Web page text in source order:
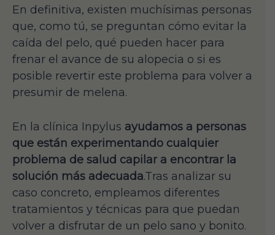
En definitiva, existen muchísimas personas
que, como tú, se preguntan cómo evitar la
caída del pelo, qué pueden hacer para
frenar el avance de su alopecia o si es
posible revertir este problema para volver a
presumir de melena.
En la clínica Inpylus ayudamos a personas
que están experimentando cualquier
problema de salud capilar a encontrar la
solución más adecuada.Tras analizar su
caso concreto, empleamos diferentes
tratamientos y técnicas para que puedan
volver a disfrutar de un pelo sano y bonito.